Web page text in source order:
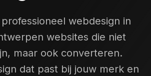
webdesign in
websites die niet
maar ook converteren.
dat past bij jouw merk en